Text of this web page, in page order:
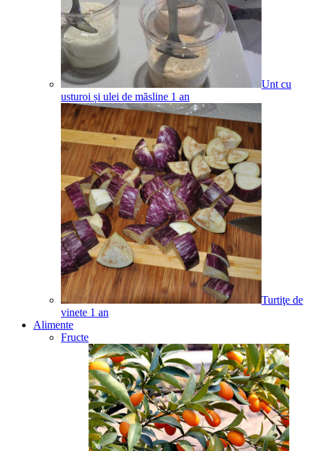
Unt cu
usturoi și ulei de măsline 1 an
Turtiţe de
vinete 1 an
Alimente
Fructe